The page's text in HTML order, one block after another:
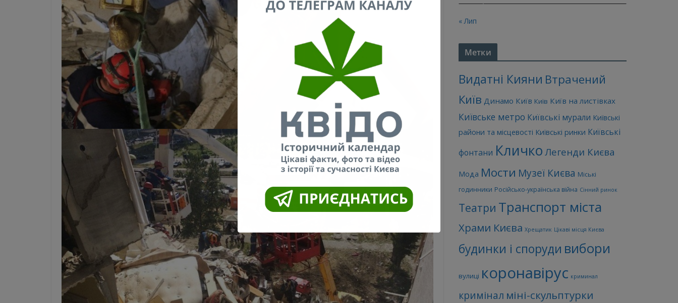
« Лип
Метки
Видатні Кияни Втрачений
Київ Динамо Київ Київ Київ на листівках
Київське метро Київські мурали Київські
райони та місцевості Київські ринки Київські
фонтани Кличко Легенди Києва
Мода Мости Музеї Києва Міські
годинники Російсько-українська війна Сінний ринок
Театри Транспорт міста
Храми Києва Хрещатик Цікаві місця Києва
будинки і споруди вибори
вулиці коронавірус криминал
кримінал міні-скульптурки